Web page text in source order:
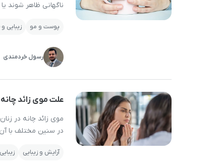
ناگهانی ظاهر شوند
ناخن یا حتی سلامتی
پوست و مو زیبایی
رسول خردمندی
علت موی زائد
موی زائد چانه در
در سنین مختلف با
زائد چانه در […]
آرایش و زیبایی